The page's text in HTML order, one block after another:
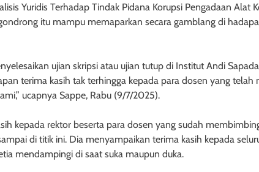
Yuridis Terhadap Tindak Pidana Korupsi Pengadaan Alat
itu mampu memaparkan secara gamblang di
ujian skripsi atau ujian tutup di Institut Andi
terima kasih tak terhingga kepada para dosen yang telah
ucapnya Sappe, Rabu (9/7/2025).
kepada rektor beserta para dosen yang sudah
di titik ini. Dia menyampaikan terima kasih kepada
mendampingi di saat suka maupun duka.